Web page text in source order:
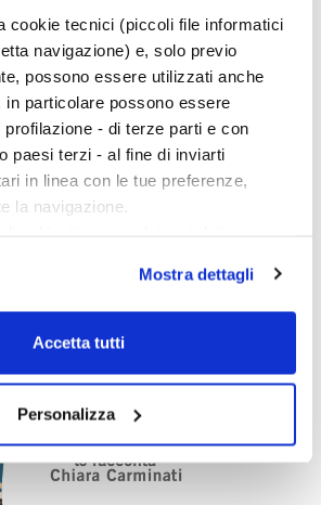
cookie tecnici (piccoli file informatici
navigazione) e, solo previo
possono essere utilizzati anche
particolare possono essere
- di terze parti e con
paesi terzi - al fine di inviarti
in linea con le tue preferenze,
la navigazione.
ti invitiamo a prendere visione
.
tramite la “X” prosegui la
Selezionando “Accetta tutti” presti
profilazione che potrai revocare in
Mostra dettagli
Accetta tutti
Personalizza
aequo la prima edizione del
Cappello”, il Premio Letterario
e il Premio Cento Letteratura
Il suo sito è